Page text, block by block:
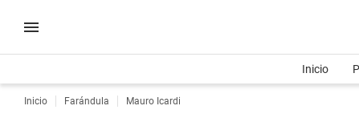
Inicio
Inicio Farándula Mauro Icardi